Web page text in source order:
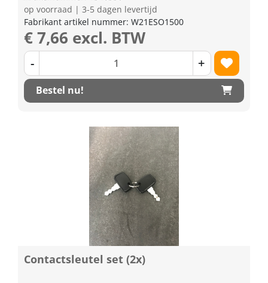
op voorraad | 3-5 dagen levertijd
Fabrikant artikel nummer: W21ESO1500
€ 7,66 excl. BTW
- +
Bestel nu!
Contactsleutel set (2x)